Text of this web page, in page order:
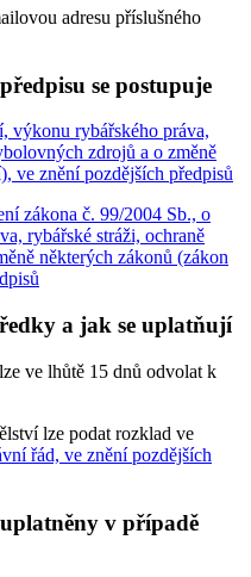
adresu příslušného
se postupuje
výkonu rybářského práva,
zdrojů a o změně
ve znění pozdějších předpisů
zákona č. 99/2004 Sb., o
rybářské stráži, ochraně
některých zákonů (zákon
a jak se uplatňují
ve lhůtě 15 dnů odvolat k
lze podat rozklad ve
řád, ve znění pozdějších
v případě